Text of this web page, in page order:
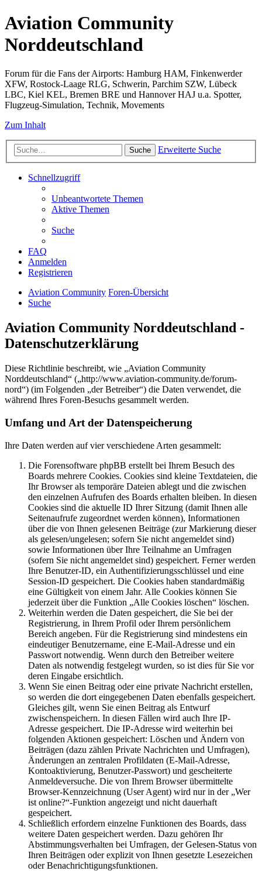
Aviation Community
Norddeutschland
Forum für die Fans der Airports: Hamburg HAM, Finkenwerder
XFW, Rostock-Laage RLG, Schwerin, Parchim SZW, Lübeck
LBC, Kiel KEL, Bremen BRE und Hannover HAJ u.a. Spotter,
Flugzeug-Simulation, Technik, Movements
Zum Inhalt
Suche Erweiterte Suche
Schnellzugriff
Unbeantwortete Themen
Aktive Themen
Suche
FAQ
Anmelden
Registrieren
Aviation Community Foren-Übersicht
Suche
Aviation Community Norddeutschland -
Datenschutzerklärung
Diese Richtlinie beschreibt, wie „Aviation Community
Norddeutschland“ („http://www.aviation-community.de/forum-
nord“) (im Folgenden „der Betreiber“) die Daten verwendet, die
während Ihres Foren-Besuchs gesammelt werden.
Umfang und Art der Datenspeicherung
Ihre Daten werden auf vier verschiedene Arten gesammelt:
Die Forensoftware phpBB erstellt bei Ihrem Besuch des
Boards mehrere Cookies. Cookies sind kleine Textdateien, die
Ihr Browser als temporäre Dateien ablegt und die zwischen
den einzelnen Aufrufen des Boards erhalten bleiben. In diesen
Cookies sind die aktuelle ID Ihrer Sitzung (damit Ihnen alle
Seitenaufrufe zugeordnet werden können), Informationen
über die von Ihnen gelesenen Beiträge (zur Markierung dieser
als gelesen/ungelesen; sofern Sie nicht angemeldet sind)
sowie Informationen über Ihre Teilnahme an Umfragen
(sofern Sie nicht angemeldet sind) gespeichert. Ferner werden
Ihre Benutzer-ID, ein Authentifizierungsschlüssel und eine
Session-ID gespeichert. Die Cookies haben standardmäßig
eine Gültigkeit von einem Jahr. Alle Cookies können Sie
jederzeit über die Funktion „Alle Cookies löschen“ löschen.
Weiterhin werden die Daten gespeichert, die Sie bei der
Registrierung, in Ihrem Profil oder Ihrem persönlichem
Bereich angeben. Für die Registrierung sind mindestens ein
eindeutiger Benutzername, eine E-Mail-Adresse und ein
Passwort notwendig. Wenn durch den Betreiber weitere
Daten als notwendig festgelegt wurden, so ist dies für Sie vor
deren Eingabe ersichtlich.
Wenn Sie einen Beitrag oder eine private Nachricht erstellen,
so werden die dort eingegebenen Daten ebenfalls gespeichert.
Gleiches gilt, wenn Sie einen Beitrag als Entwurf
zwischenspeichern. In diesen Fällen wird auch Ihre IP-
Adresse gespeichert. Die IP-Adresse wird weiterhin bei
folgenden Aktionen gespeichert: Löschen und Ändern von
Beiträgen (dazu zählen Private Nachrichten und Umfragen),
Änderungen an zentralen Profildaten (E-Mail-Adresse,
Kontoaktivierung, Benutzer-Passwort) und gescheiterte
Anmeldeversuche. Die von Ihrem Browser übermittelte
Browser-Kennzeichnung (User Agent) wird nur in der „Wer
ist online?“-Funktion angezeigt und nicht dauerhaft
gespeichert.
Schließlich erfordern einzelne Funktionen des Boards, dass
weitere Daten gespeichert werden. Dazu gehören Ihr
Abstimmungsverhalten bei Umfragen, der Gelesen-Status von
Ihren Beiträgen oder explizit von Ihnen gesetzte Lesezeichen
oder Benachrichtigungsfunktionen.